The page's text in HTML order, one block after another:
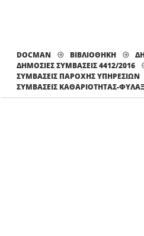
DOCMAN ΒΙΒΛΙΟΘΗΚΗ
ΔΗΜΟΣΙΕΣ ΣΥΜΒΑΣΕΙΣ 4412/2016
ΣΥΜΒΑΣΕΙΣ ΠΑΡΟΧΗΣ ΥΠΗΡΕΣΙΩΝ
ΣΥΜΒΆΣΕΙΣ ΚΑΘΑΡΙΌΤΗΤΑΣ-